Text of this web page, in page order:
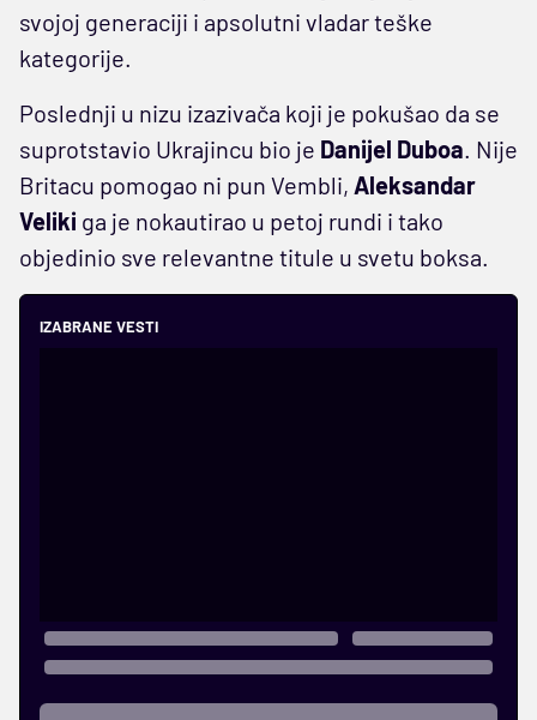
svojoj generaciji i apsolutni vladar teške
kategorije.
Poslednji u nizu izazivača koji je pokušao da se
suprotstavio Ukrajincu bio je Danijel Duboa. Nije
Britacu pomogao ni pun Vembli, Aleksandar
Veliki ga je nokautirao u petoj rundi i tako
objedinio sve relevantne titule u svetu boksa.
IZABRANE VESTI